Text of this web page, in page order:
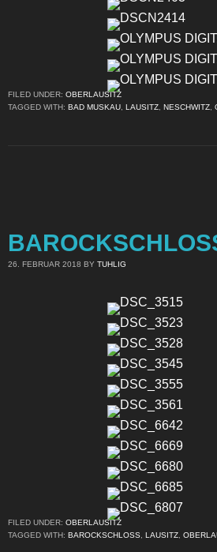
FILED UNDER:OBERLAUSITZ
TAGGED WITH:BAD MUSKAU ,LAUSITZ ,NESCHWITZ ,
26. FEBRUAR 2018 BYTUHLIG
FILED UNDER:OBERLAUSITZ
TAGGED WITH:BAROCKSCHLOSS ,LAUSITZ ,